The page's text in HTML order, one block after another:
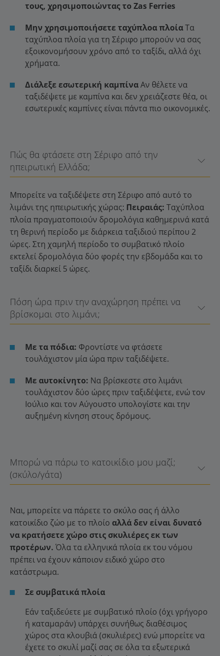
τους, χρησιμοποιώντας το Zas Ferries
Μην χρησιμοποιήσετε ταχύπλοα πλοίαΤα
ταχύπλοα πλοία για τη Σέριφο μπορούν να σας
εξοικονομήσουν χρόνο από το ταξίδι, αλλά όχι
χρήματα.
Διάλεξε εσωτερική καμπίναΑν θέλετε να
ταξιδέψετε με καμπίνα και δεν χρειάζεστε θέα, οι
εσωτερικές καμπίνες είναι πάντα πιο οικονομικές.
Πώς θα φτάσετε στη Σέριφο από την
ηπειρωτική Ελλάδα;
Μπορείτε να ταξιδέψετε στη Σέριφο από αυτό το
λιμάνι της ηπειρωτικής χώρας: Πειραιάς: Ταχύπλοα
πλοία πραγματοποιούν δρομολόγια καθημερινά κατά
τη θερινή περίοδο με διάρκεια ταξιδιού περίπου 2
ώρες. Στη χαμηλή περίοδο το συμβατικό πλοίο
εκτελεί δρομολόγια δύο φορές την εβδομάδα και το
ταξίδι διαρκεί 5 ώρες.
Πόση ώρα πριν την αναχώρηση πρέπει να
βρίσκομαι στο λιμάνι;
Με τα πόδια: Φροντίστε να φτάσετε
τουλάχιστον μία ώρα πριν ταξιδέψετε.
Με αυτοκίνητο: Να βρίσκεστε στο λιμάνι
τουλάχιστον δύο ώρες πριν ταξιδέψετε, ενώ τον
Ιούλιο και τον Αύγουστο υπολογίστε και την
αυξημένη κίνηση στους δρόμους.
Μπορώ να πάρω το κατοικίδιο μου μαζί;
(σκύλο/γάτα)
Ναι, μπορείτε να πάρετε το σκύλο σας ή άλλο
κατοικίδιο ζώο με το πλοίο αλλά δεν είναι δυνατό
να κρατήσετε χώρο στις σκυλιέρες εκ των
προτέρων. Όλα τα ελληνικά πλοία εκ του νόμου
πρέπει να έχουν κάποιον ειδικό χώρο στο
κατάστρωμα.
Σε συμβατικά πλοία
Εάν ταξιδεύετε με συμβατικό πλοίο (όχι γρήγορο
ή καταμαράν) υπάρχει συνήθως διαθέσιμος
χώρος στα κλουβιά (σκυλιέρες) ενώ μπορείτε να
έχετε το σκυλί μαζί σας σε όλα τα εξωτερικά